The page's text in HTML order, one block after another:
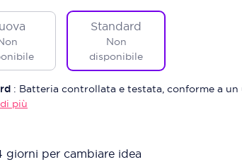
Standard
Non
disponibile
: Batteria controllata e testata, conforme a
più
giorni per cambiare idea